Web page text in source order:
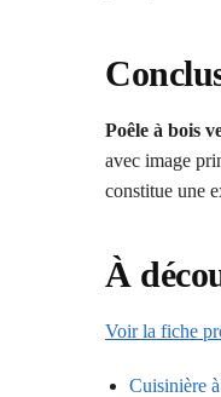
Poêle à bois
avec image
constitue une
À
Voir la fiche
Cuisinière